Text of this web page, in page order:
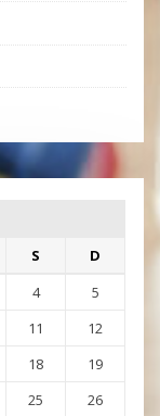
S
D
4
5
11
12
18
19
25
26